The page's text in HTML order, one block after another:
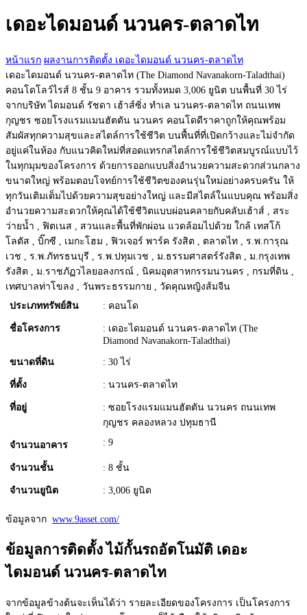
เดอะไดมอนด์ นวนคร-ตลาดไท
หน้าแรก ผลงานการติดตั้ง เดอะไดมอนด์ นวนคร-ตลาดไท
เดอะไดมอนด์ นวนคร-ตลาดไท (The Diamond Navanakorn-Taladthai)
คอนโดโลว์ไรส์ 8 ชั้น 9 อาคาร รวมทั้งหมด 3,006 ยูนิต บนพื้นที่ 30 ไร่
จากบริษัท ไดมอนด์ รัชดา เฮ้าส์ซิ่ง ทำเล นวนคร-ตลาดไท ถนนเทพ
กุญชร ซอยโรงแรมแมนฮัตตัน นวนคร คอนโดดีราคาถูกให้คุณพร้อม
สัมผัสทุกความสุขและสไตล์การใช้ชีวิต บนพื้นที่ที่เปิดกว้างและไม่จำกัด
อยู่แค่ในห้อง กับแนวคิดใหม่ที่สอดแทรกสไตล์การใช้ชีวิตสมบูรณ์แบบไว้
ในทุกมุมของโครงการ ด้วยการออกแบบสิ่งอำนวยความสะดวกส่วนกลาง
ขนาดใหญ่ พร้อมตอบโจทย์การใช้ชีวิตของคนรุ่นใหม่อย่างครบครัน ให้
ทุกวันเติมเต็มไปด้วยความสุขอย่างใหญ่ และมีสไตล์ในแบบคุณ พร้อมสิ่ง
อำนวยความสะดวกให้คุณได้ใช้ชีวิตแบบผ่อนคลายกับคลับเฮ้าส์ , สระ
ว่ายน้ำ , ฟิตเนส , สวนและพื้นที่พักผ่อน แวดล้อมไปด้วย ใกล้ เทสโก้
โลตัส , บิ๊กซี , เมกะโฮม , ฟิวเจอร์ พาร์ค รังสิต , ตลาดไท , ร.พ.การุณ
เวช , ร.พ.ภัทรธนบุรี , ร.พ.ปทุมเวช , ม.ธรรมศาสตร์รังสิต , ม.กรุงเทพ
รังสิต , ม.ราชภัฏวไลยอลงกรณ์ , นิคมอุตสาหกรรมนวนคร , กรมที่ดิน ,
เทศบาลท่าโขลง , วันพระธรรมกาย , วัดคุณหญิงส้มจีน
ประเภททรัพย์สิน
: คอนโด
ชื่อโครงการ
: เดอะไดมอนด์ นวนคร-ตลาดไท (The
Diamond Navanakorn-Taladthai)
ขนาดที่ดิน : 30 ไร่
ที่ตั้ง : นวนคร-ตลาดไท
ที่อยู่
: ซอยโรงแรมแมนฮัตตัน นวนคร ถนนเทพ
กุญชร คลองหลวง ปทุมธานี
จำนวนอาคาร : 9
จำนวนชั้น : 8 ชั้น
จำนวนยูนิต : 3,006 ยูนิต
ข้อมูลจาก www.9asset.com/
ข้อมูลการติดตั้ง ไม้กั้นรถอัตโนมัติ เดอะ
ไดมอนด์ นวนคร-ตลาดไท
จากข้อมูลข้างต้นจะเห็นได้ว่า รายละเอียดของโครงการ เป็นโครงการ